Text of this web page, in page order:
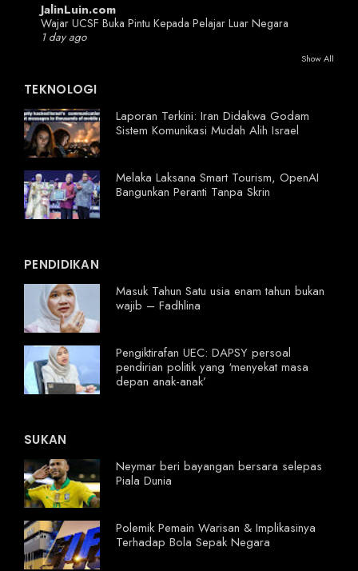
JalinLuin.com
Wajar UCSF Buka Pintu Kepada Pelajar Luar Negara
1 day ago
Show All
TEKNOLOGI
Laporan Terkini: Iran Didakwa Godam
Sistem Komunikasi Mudah Alih Israel
Melaka Laksana Smart Tourism, OpenAI
Bangunkan Peranti Tanpa Skrin
PENDIDIKAN
Masuk Tahun Satu usia enam tahun bukan
wajib – Fadhlina
Pengiktirafan UEC: DAPSY persoal
pendirian politik yang ‘menyekat masa
depan anak-anak’
SUKAN
Neymar beri bayangan bersara selepas
Piala Dunia
Polemik Pemain Warisan & Implikasinya
Terhadap Bola Sepak Negara